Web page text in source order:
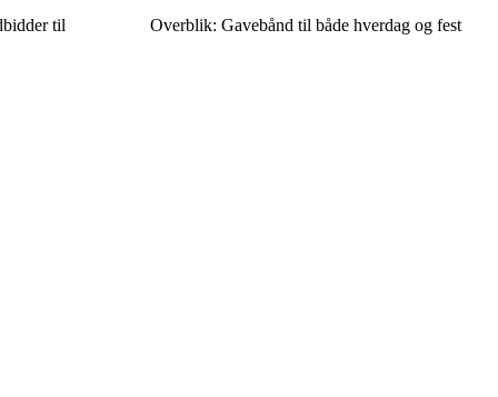
til Overblik: Gavebånd til både hverdag og fest